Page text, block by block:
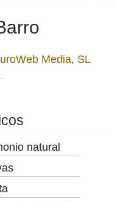
Media, SL
natural